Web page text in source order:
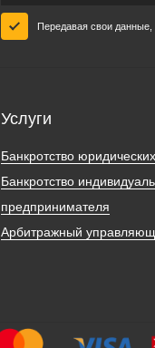
Передавая свои данные,
Услуги
Банкротство
Банкротство
предпринимателя
Арбитражный